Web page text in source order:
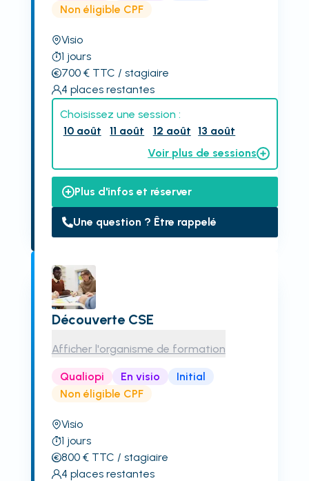
Non éligible CPF
Visio
1 jours
700€ TTC / stagiaire
4 places restantes
Choisissez une session :
10 août
11 août 12 août 13 août
Voir plus de sessions
Plus d'infos et réserver
Une question ? Être rappelé
Découverte CSE
Afficher l'organisme de formation
Qualiopi En visio
Initial
Non éligible CPF
Visio
1 jours
800€ TTC / stagiaire
4 places restantes